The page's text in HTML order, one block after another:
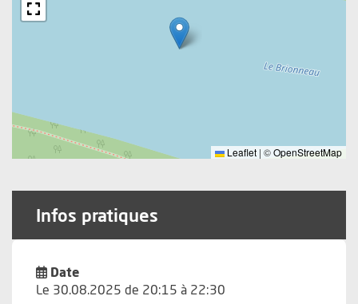
Leaflet | ©OpenStreetMap
Infos pratiques
Date
Le 30.08.2025 de 20:15 à 22:30